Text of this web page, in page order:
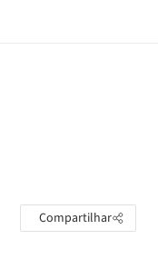
Compartilhar